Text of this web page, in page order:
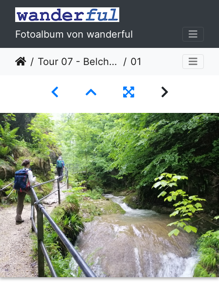
Fotoalbum von wanderful
Tour 07 - Belchenflue 01